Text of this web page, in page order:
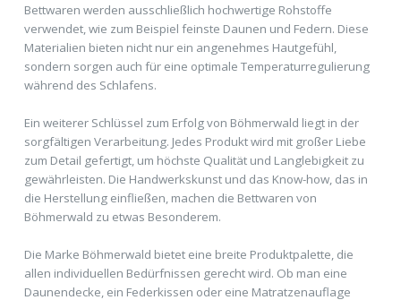
Bettwaren werden ausschließlich hochwertige Rohstoffe
verwendet, wie zum Beispiel feinste Daunen und Federn. Diese
Materialien bieten nicht nur ein angenehmes Hautgefühl,
sondern sorgen auch für eine optimale Temperaturregulierung
während des Schlafens.
Ein weiterer Schlüssel zum Erfolg von Böhmerwald liegt in der
sorgfältigen Verarbeitung. Jedes Produkt wird mit großer Liebe
zum Detail gefertigt, um höchste Qualität und Langlebigkeit zu
gewährleisten. Die Handwerkskunst und das Know-how, das in
die Herstellung einfließen, machen die Bettwaren von
Böhmerwald zu etwas Besonderem.
Die Marke Böhmerwald bietet eine breite Produktpalette, die
allen individuellen Bedürfnissen gerecht wird. Ob man eine
Daunendecke, ein Federkissen oder eine Matratzenauflage